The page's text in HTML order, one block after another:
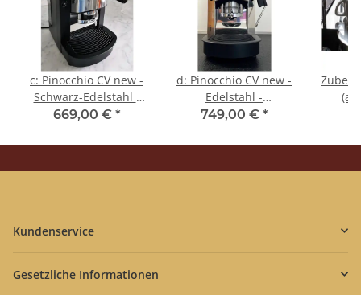
c: Pinocchio CV new -
Schwarz-Edelstahl -
Tassengestell aus
Spinel
669,00 € *
d: Pinocchio CV new -
Edelstahl -
Tassengestell aus
Spinel
749,00 € *
Kundenservice
Gesetzliche Informationen